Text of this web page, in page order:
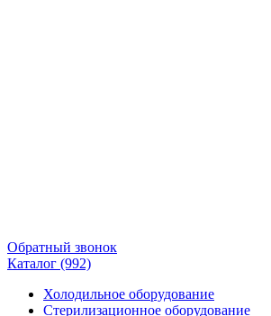
Обратный звонок
Каталог (992)
Холодильное оборудование
Стерилизационное оборудование